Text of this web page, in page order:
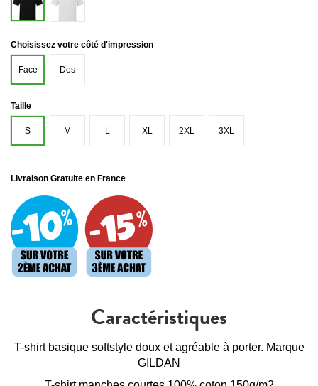
Choisissez votre côté d'impression
Face Dos
Taille
S M L XL 2XL 3XL
Livraison Gratuite en France
Caractéristiques
T-shirt basique softstyle doux et agréable à porter. Marque
GILDAN